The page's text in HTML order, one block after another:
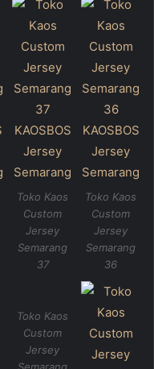
Toko Kaos
Custom
Jersey
Semarang
37
Toko Kaos
Custom
Jersey
Semarang
36
Toko Kaos
Custom
Jersey